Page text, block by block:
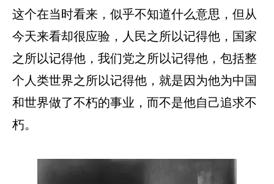
这个在当时看来，似乎不知道什么意思，但从
今天来看却很应验，人民之所以记得他，国家
之所以记得他，我们党之所以记得他，包括整
个人类世界之所以记得他，就是因为他为中国
和世界做了不朽的事业，而不是他自己追求不
朽。